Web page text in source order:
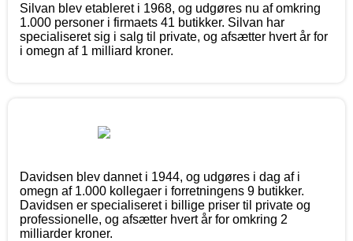
Silvan blev etableret i 1968, og udgøres nu af omkring
1.000 personer i firmaets 41 butikker. Silvan har
specialiseret sig i salg til private, og afsætter hvert år for
i omegn af 1 milliard kroner.
Davidsen blev dannet i 1944, og udgøres i dag af i
omegn af 1.000 kollegaer i forretningens 9 butikker.
Davidsen er specialiseret i billige priser til private og
professionelle, og afsætter hvert år for omkring 2
milliarder kroner.